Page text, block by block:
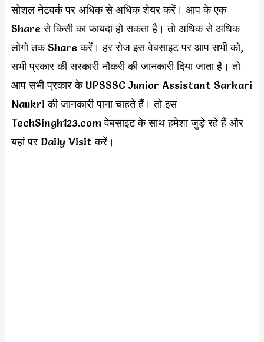
सोशल नेटवर्क पर अधिक से अधिक शेयर करें। आप के एक
Share से किसी का फायदा हो सकता है। तो अधिक से अधिक
लोगो तक Share करें। हर रोज इस वेबसाइट पर आप सभी को,
सभी प्रकार की सरकारी नौकरी की जानकारी दिया जाता है। तो
आप सभी प्रकार के UPSSSC Junior Assistant Sarkari
Naukri की जानकारी पाना चाहते हैं। तो इस
TechSingh123.com वेबसाइट के साथ हमेशा जुड़े रहे हैं और
यहां पर Daily Visit करें।